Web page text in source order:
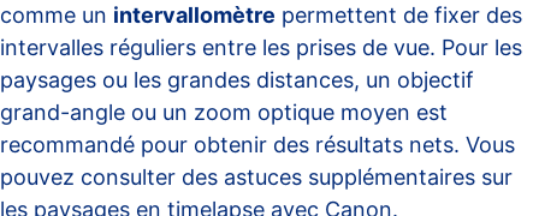
comme un intervallomètre permettent de fixer des
intervalles réguliers entre les prises de vue. Pour les
paysages ou les grandes distances, un objectif
grand-angle ou un zoom optique moyen est
recommandé pour obtenir des résultats nets. Vous
pouvez consulter des astuces supplémentaires sur
les paysages en timelapse avec Canon.